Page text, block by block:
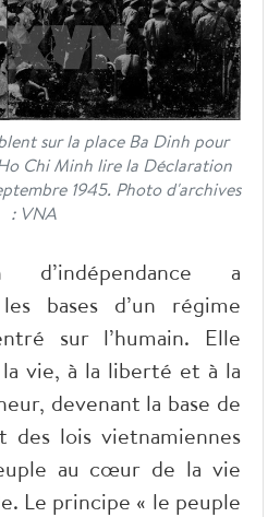
sur la place Ba Dinh pour
Chi Minh lire la Déclaration
1945. Photo d'archives
: VNA
d’indépendance a
bases d’un régime
sur l’humain. Elle
vie, à la liberté et à la
devenant la base de
lois vietnamiennes
au cœur de la vie
Le principe « le peuple